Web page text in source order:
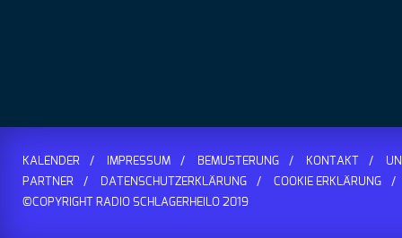
KALENDER IMPRESSUM BEMUSTERUNG KONTAKT
PARTNER
DATENSCHUTZERKLÄRUNG
COOKIE ERKLÄRUNG
©COPYRIGHT RADIO SCHLAGERHEILO 2019